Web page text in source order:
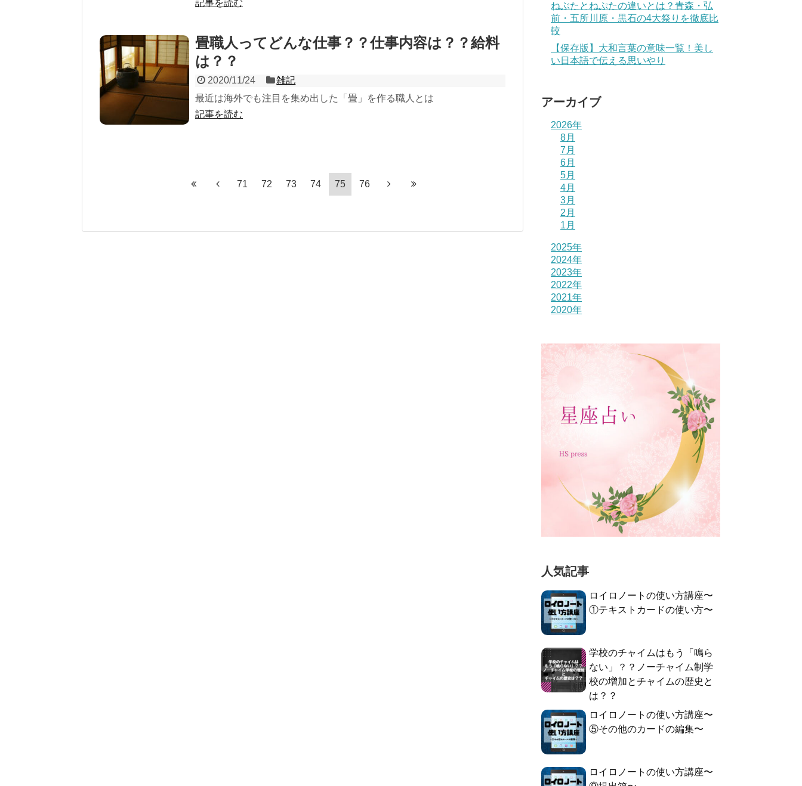
記事を読む
畳職人ってどんな仕事？？仕事内容は？？給料
は？？
2020/11/24
雑記
最近は海外でも注目を集め出した「畳」を作る職人とは
記事を読む
71 72 73 74 75 76
ねぶたとねぷたの違いとは？青森・弘
前・五所川原・黒石の4大祭りを徹底比
較
【保存版】大和言葉の意味一覧！美し
い日本語で伝える思いやり
アーカイブ
2026年
8月
7月
6月
5月
4月
3月
2月
1月
2025年
2024年
2023年
2022年
2021年
2020年
人気記事
ロイロノートの使い方講座〜
①テキストカードの使い方〜
学校のチャイムはもう「鳴ら
ない」？？ノーチャイム制学
校の増加とチャイムの歴史と
は？？
ロイロノートの使い方講座〜
⑤その他のカードの編集〜
ロイロノートの使い方講座〜